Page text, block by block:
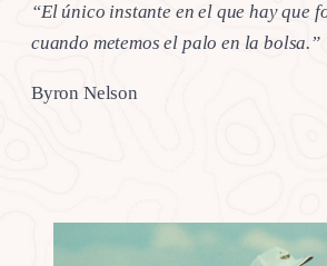
“El único instante en el que hay que
cuando metemos el palo en la bolsa.”
Byron Nelson